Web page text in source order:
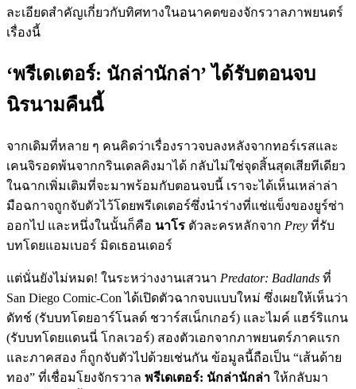
ละเอียดสำคัญเกี่ยวกับทิศทางในอนาคตของจักรวาลภาพยนตร์
เรื่องนี้
‘พรีเดเตอร์: นักล่านักล่า’ ได้รับตอนจบ
นิรนามคืนนี้
จากเดิมที่หลาย ๆ คนคิดว่าเรื่องราวจบลงหลังจากทอร์เรสและ
เคนจิรอดพ้นจากกรินเดลคิงมาได้ กลับไม่ใช่จุดสิ้นสุดเสียทีเดียว
ในฉากเพิ่มเติมที่จะมาพร้อมกับตอนจบนี้ เราจะได้เห็นเหล่าล่า
มือฉกาจถูกจับตัวไว้โดยพรีเดเตอร์ซึ่งนำร่างที่แช่แข็งของยูร์ซ่า
ออกไป และหนึ่งในนั้นก็คือ นาโร ตัวละครหลักจาก Prey ที่รับ
บทโดยแอมเบอร์ มิดเธอนเดอร์
แต่นั่นยังไม่หมด! ในระหว่างงานเสวนา Predator: Badlands ที่
San Diego Comic-Con ได้เปิดตัวฉากจบแบบใหม่ ซึ่งเผยให้เห็นว่า
ดัทช์ (รับบทโดยอาร์โนลด์ ชวาร์สเน็กเกอร์) และไมค์ แฮร์ริแกน
(รับบทโดยแดนนี่ โกลเวอร์) สองตัวเอกจากภาพยนตร์ภาคแรก
และภาคสอง ก็ถูกจับตัวไปด้วยเช่นกัน ข้อมูลนี้ถือเป็น “เส้นด้าย
ทอง” ที่เชื่อมโยงจักรวาล พรีเดเตอร์: นักล่านักล่า ให้กลับมา